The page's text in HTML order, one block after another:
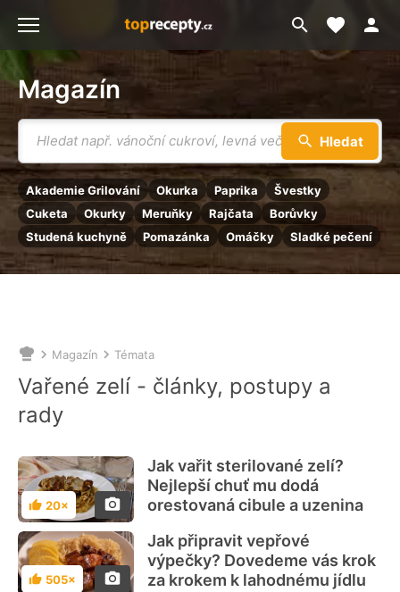
Magazín
Vyhledávání
Hledat
Akademie Grilování Okurka Paprika
Švestky
Cuketa
Okurky Meruňky Rajčata
Borůvky
Studená kuchyně
Pomazánka Omáčky Sladké pečení
Přejít
Moje
Nacházíte
se
zde:
Magazín Témata
Vařené zelí - články, postupy a
rady
Hodnocení
20×
Jak vařit sterilované zelí?
Nejlepší chuť mu dodá
orestovaná cibule a uzenina
Hodnocení
505×
Jak připravit vepřové
výpečky? Dovedeme vás krok
za krokem k lahodnému jídlu